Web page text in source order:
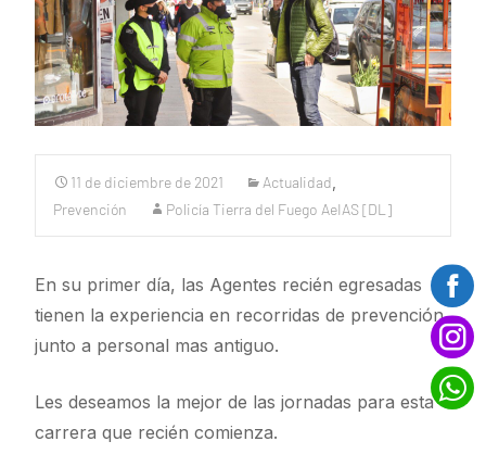
11 de diciembre de 2021 Actualidad
Prevención
Policía Tierra del Fuego AeIAS [DL]
En su primer día, las Agentes recién egresadas
tienen la experiencia en recorridas de prevención
junto a personal mas antiguo.
Les deseamos la mejor de las jornadas para esta
carrera que recién comienza.